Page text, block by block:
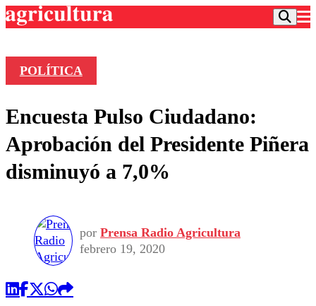
Frecuencias
Agricultura TV
Deportes
Colo Colo
Seleccion Chilena
Torneo Internacional
Entretención
Economía
Internacional
Publicaciones en medios
Opinión
POLÍTICA
Encuesta Pulso Ciudadano:
Aprobación del Presidente Piñera
disminuyó a 7,0%
por Prensa Radio Agricultura
febrero 19, 2020